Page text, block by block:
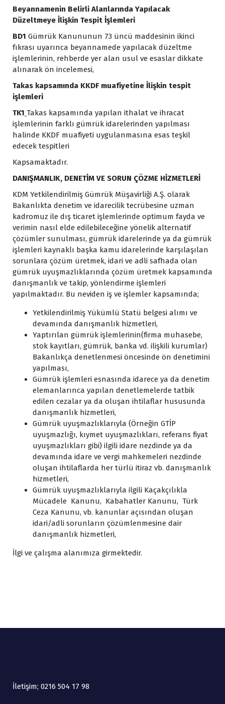
Beyannamenin Belirli Alanlarında Yapılacak
Düzeltmeye İlişkin Tespit İşlemleri
BD1 Gümrük Kanununun 73 üncü maddesinin ikinci
fıkrası uyarınca beyannamede yapılacak düzeltme
işlemlerinin, rehberde yer alan usul ve esaslar dikkate
alınarak ön incelemesi,
Takas kapsamında KKDF muafiyetine İlişkin tespit
işlemleri
TK1 Takas kapsamında yapılan ithalat ve ihracat
işlemlerinin farklı gümrük idarelerinden yapılması
halinde KKDF muafiyeti uygulanmasına esas teşkil
edecek tespitleri
Kapsamaktadır.
DANIŞMANLIK, DENETİM VE SORUN ÇÖZME HİZMETLERİ
KDM Yetkilendirilmiş Gümrük Müşavirliği A.Ş. olarak
Bakanlıkta denetim ve idarecilik tecrübesine uzman
kadromuz ile dış ticaret işlemlerinde optimum fayda ve
verimin nasıl elde edilebileceğine yönelik alternatif
çözümler sunulması, gümrük idarelerinde ya da gümrük
işlemleri kaynaklı başka kamu idarelerinde karşılaşılan
sorunlara çözüm üretmek, idari ve adli safhada olan
gümrük uyuşmazlıklarında çözüm üretmek kapsamında
danışmanlık ve takip, yönlendirme işlemleri
yapılmaktadır. Bu neviden iş ve işlemler kapsamında;
Yetkilendirilmiş Yükümlü Statü belgesi alımı ve
devamında danışmanlık hizmetleri,
Yaptırılan gümrük işlemlerinin(firma muhasebe,
stok kayıtları, gümrük, banka vd. ilişkili kurumlar)
Bakanlıkça denetlenmesi öncesinde ön denetimini
yapılması,
Gümrük işlemleri esnasında idarece ya da denetim
elemanlarınca yapılan denetlemelerde tatbik
edilen cezalar ya da oluşan ihtilaflar hususunda
danışmanlık hizmetleri,
Gümrük uyuşmazlıklarıyla (Örneğin GTİP
uyuşmazlığı, kıymet uyuşmazlıkları, referans fiyat
uyuşmazlıkları gibi) ilgili idare nezdinde ya da
devamında idare ve vergi mahkemeleri nezdinde
oluşan ihtilaflarda her türlü itiraz vb. danışmanlık
hizmetleri,
Gümrük uyuşmazlıklarıyla ilgili Kaçakçılıkla
Mücadele Kanunu, Kabahatler Kanunu, Türk
Ceza Kanunu, vb. kanunlar açısından oluşan
idari/adli sorunların çözümlenmesine dair
danışmanlık hizmetleri,
İlgi ve çalışma alanımıza girmektedir.
İletişim; 0216 504 17 98